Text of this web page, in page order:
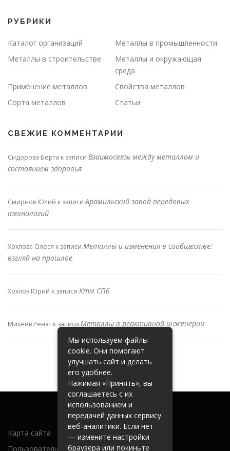
РУБРИКИ
Каталог организаций
Металлы в промышленности
Металлы в строительстве
Металлы и окружающая
среда
Применение металлов
Свойства металлов
Сорта металлов
Статьи
СВЕЖИЕ КОММЕНТАРИИ
Сидорова Берта к записи Взаимосвязь между металлом и
состоянием здоровья
Смирнов Юлий к записиАрамильский завод передовых
технологий
Хохлова Олеся к записи Металлы и изменения в сообществе:
взгляд на прошлое
Хохлов Юрий к записи Ктм СПб
Михеев Ренат к записи Металлы в реактивной инженерии
Карта сайта
Пользовательское соглашение
Мы используем файлы
cookie. Они помогают
улучшать сайт и делать
его удобнее.
Нажимая «Принять», вы
соглашаетесь с их
использованием и
передачей данных сервису
веб-аналитики. Если нет
— измените настройки
браузера или покиньте